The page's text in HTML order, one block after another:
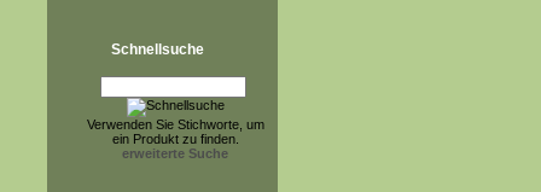
Schnellsuche
Verwenden Sie Stichworte, um
ein Produkt zu finden.
erweiterte Suche